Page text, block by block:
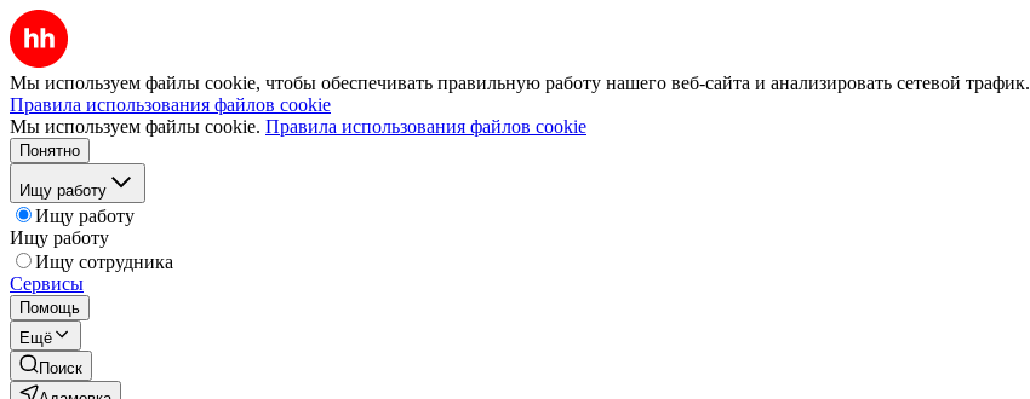
Мы используем файлы cookie, чтобы обеспечивать правильную работу нашего веб-сайта и анализировать сетевой трафик.
Правила использования файлов cookie
Мы используем файлы cookie. Правила использования файлов cookie
Понятно
Ищу работу
Ищу работу
Ищу работу
Ищу сотрудника
Сервисы
Помощь
Ещё
Поиск